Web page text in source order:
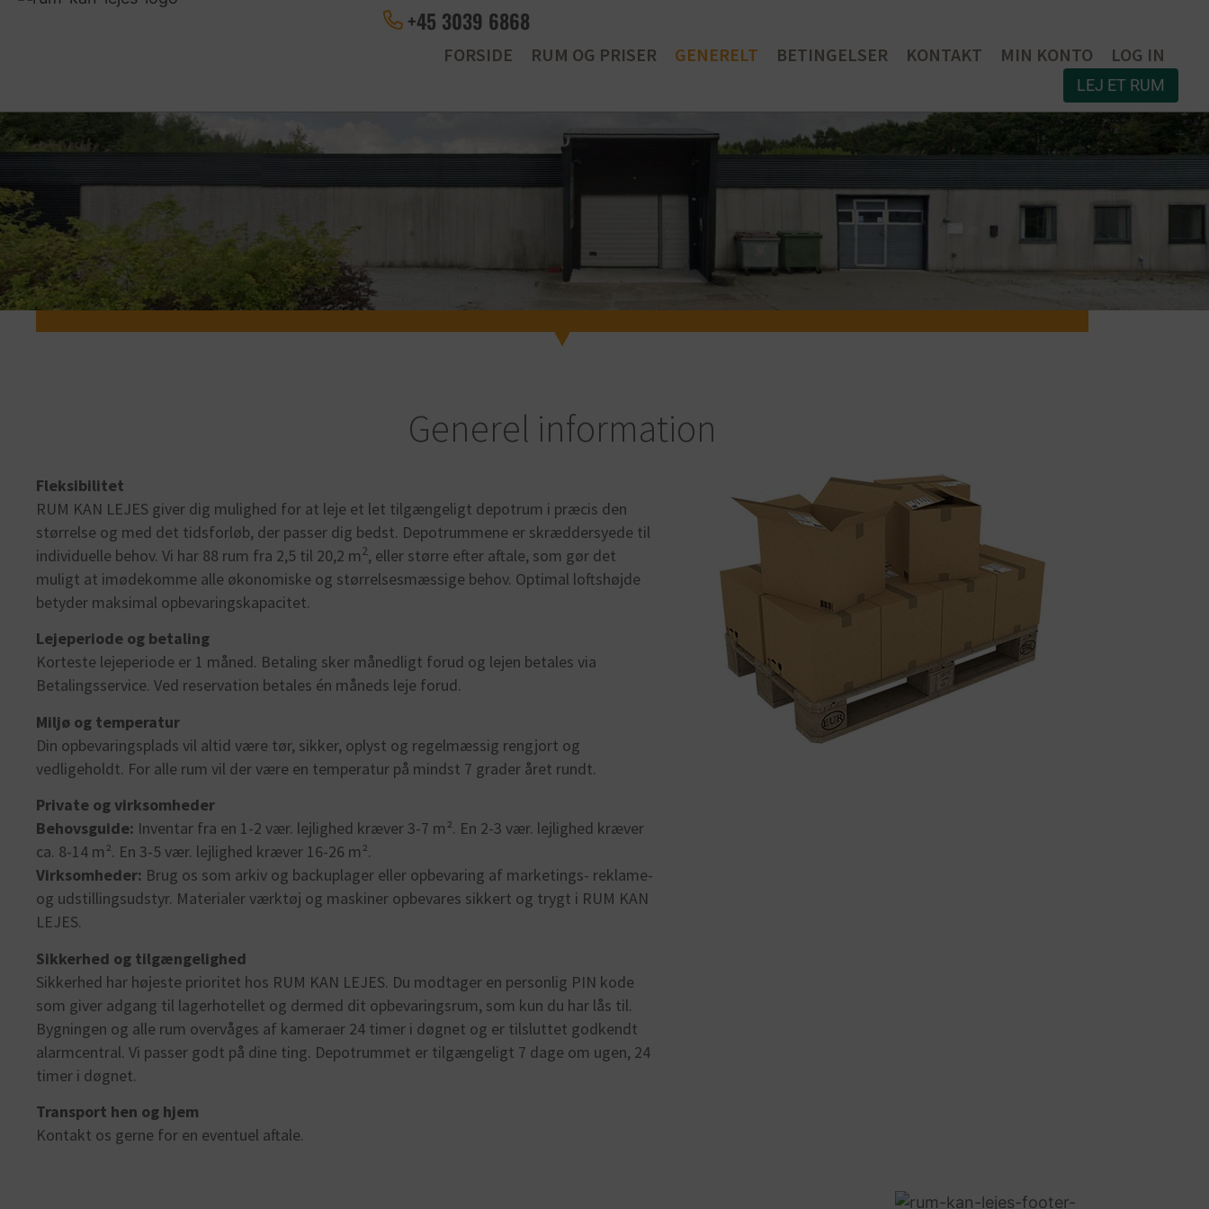
+45 3039 6868
FORSIDE RUM OG PRISER GENERELT BETINGELSER KONTAKT MIN KONTO LOG IN
LEJ ET RUM
Generel information
Fleksibilitet
RUM KAN LEJES giver dig mulighed for at leje et let tilgængeligt depotrum i præcis den
størrelse og med det tidsforløb, der passer dig bedst. Depotrummene er skræddersyede til
individuelle behov. Vi har 88 rum fra 2,5 til 20,2 m2, eller større efter aftale, som gør det
muligt at imødekomme alle økonomiske og størrelsesmæssige behov. Optimal loftshøjde
betyder maksimal opbevaringskapacitet.
Lejeperiode og betaling
Korteste lejeperiode er 1 måned. Betaling sker månedligt forud og lejen betales via
Betalingsservice. Ved reservation betales én måneds leje forud.
Miljø og temperatur
Din opbevaringsplads vil altid være tør, sikker, oplyst og regelmæssig rengjort og
vedligeholdt. For alle rum vil der være en temperatur på mindst 7 grader året rundt.
Private og virksomheder
Behovsguide: Inventar fra en 1-2 vær. lejlighed kræver 3-7 m². En 2-3 vær. lejlighed kræver
ca. 8-14 m². En 3-5 vær. lejlighed kræver 16-26 m².
Virksomheder: Brug os som arkiv og backuplager eller opbevaring af marketings- reklame-
og udstillingsudstyr. Materialer værktøj og maskiner opbevares sikkert og trygt i RUM KAN
LEJES.
Sikkerhed og tilgængelighed
Sikkerhed har højeste prioritet hos RUM KAN LEJES. Du modtager en personlig PIN kode
som giver adgang til lagerhotellet og dermed dit opbevaringsrum, som kun du har lås til.
Bygningen og alle rum overvåges af kameraer 24 timer i døgnet og er tilsluttet godkendt
alarmcentral. Vi passer godt på dine ting. Depotrummet er tilgængeligt 7 dage om ugen, 24
timer i døgnet.
Transport hen og hjem
Kontakt os gerne for en eventuel aftale.